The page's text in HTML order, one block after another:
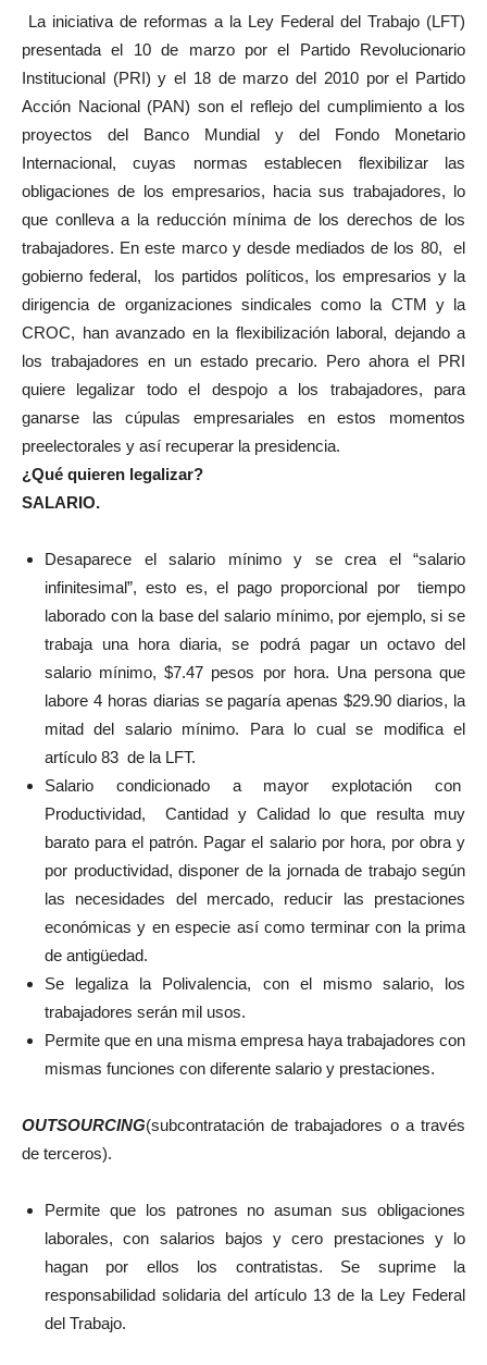
La iniciativa de reformas a la Ley Federal del Trabajo (LFT)
presentada el 10 de marzo por el Partido Revolucionario
Institucional (PRI) y el 18 de marzo del 2010 por el Partido
Acción Nacional (PAN) son el reflejo del cumplimiento a los
proyectos del Banco Mundial y del Fondo Monetario
Internacional, cuyas normas establecen flexibilizar las
obligaciones de los empresarios, hacia sus trabajadores, lo
que conlleva a la reducción mínima de los derechos de los
trabajadores. En este marco y desde mediados de los 80, el
gobierno federal, los partidos políticos, los empresarios y la
dirigencia de organizaciones sindicales como la CTM y la
CROC, han avanzado en la flexibilización laboral, dejando a
los trabajadores en un estado precario. Pero ahora el PRI
quiere legalizar todo el despojo a los trabajadores, para
ganarse las cúpulas empresariales en estos momentos
preelectorales y así recuperar la presidencia.
¿Qué quieren legalizar?
SALARIO.
Desaparece el salario mínimo y se crea el “salario
infinitesimal”, esto es, el pago proporcional por tiempo
laborado con la base del salario mínimo, por ejemplo, si se
trabaja una hora diaria, se podrá pagar un octavo del
salario mínimo, $7.47 pesos por hora. Una persona que
labore 4 horas diarias se pagaría apenas $29.90 diarios, la
mitad del salario mínimo. Para lo cual se modifica el
artículo 83 de la LFT.
Salario condicionado a mayor explotación con
Productividad, Cantidad y Calidad lo que resulta muy
barato para el patrón. Pagar el salario por hora, por obra y
por productividad, disponer de la jornada de trabajo según
las necesidades del mercado, reducir las prestaciones
económicas y en especie así como terminar con la prima
de antigüedad.
Se legaliza la Polivalencia, con el mismo salario, los
trabajadores serán mil usos.
Permite que en una misma empresa haya trabajadores con
mismas funciones con diferente salario y prestaciones.
OUTSOURCING(subcontratación de trabajadores o a través
de terceros).
Permite que los patrones no asuman sus obligaciones
laborales, con salarios bajos y cero prestaciones y lo
hagan por ellos los contratistas. Se suprime la
responsabilidad solidaria del artículo 13 de la Ley Federal
del Trabajo.